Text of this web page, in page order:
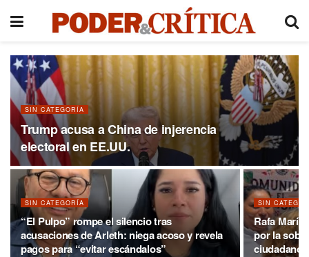
SIN CATEGORÍA
Trump acusa a China de injerencia
electoral en EE.UU.
SIN CATEGORÍA
“El Pulpo” rompe el silencio tras
acusaciones de Arleth: niega acoso y revela
pagos para “evitar escándalos”
SIN
Rafa Marín
por la